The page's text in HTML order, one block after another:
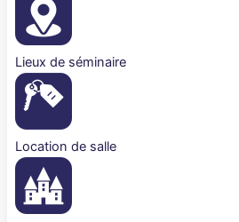
Lieux de séminaire
Location de salle